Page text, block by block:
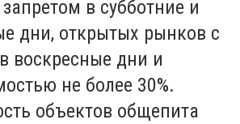
в субботние и
дни, открытых рынков с
воскресные дни и
не более 30%.
объектов общепита